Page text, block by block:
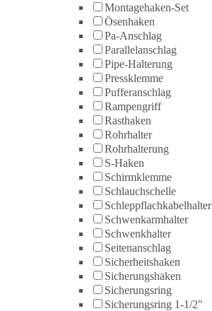
Montagehaken-Set
Ösenhaken
Pa-Anschlag
Parallelanschlag
Pipe-Halterung
Pressklemme
Pufferanschlag
Rampengriff
Rasthaken
Rohrhalter
Rohrhalterung
S-Haken
Schirmklemme
Schlauchschelle
Schleppflachkabelhalter
Schwenkarmhalter
Schwenkhalter
Seitenanschlag
Sicherheitshaken
Sicherungshaken
Sicherungsring
Sicherungsring 1-1/2"